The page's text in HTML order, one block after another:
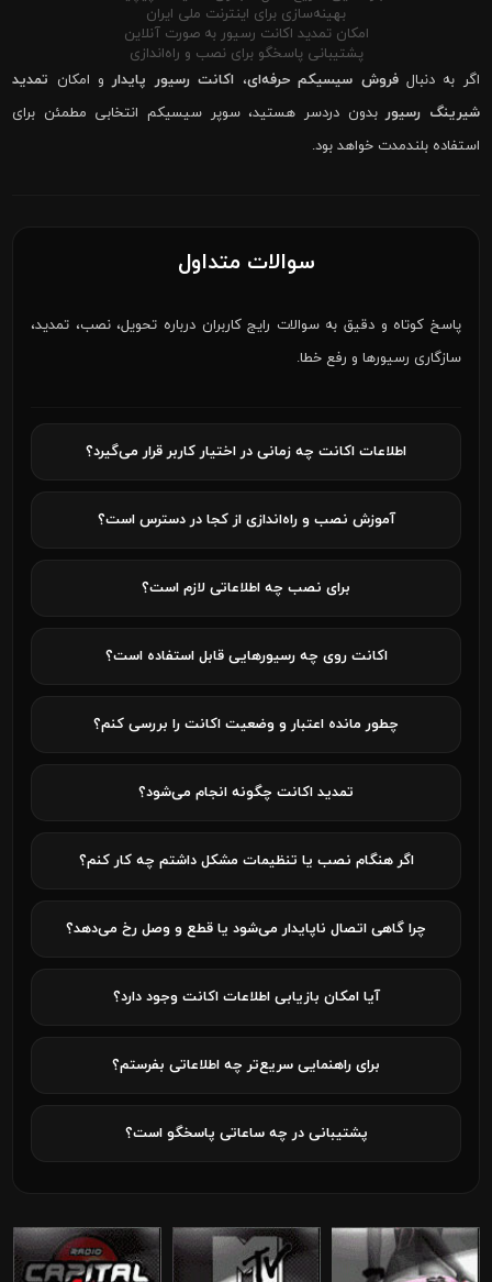
بهینه‌سازی برای اینترنت ملی ایران
امکان تمدید اکانت رسیور به صورت آنلاین
پشتیبانی پاسخگو برای نصب و راه‌اندازی
اگر به دنبالفروش سیسیکم حرفه‌ای، اکانت رسیور پایدارو امکان تمدید
شیرینگ رسیوربدون دردسر هستید، سوپر سیسیکم انتخابی مطمئن برای
استفاده بلندمدت خواهد بود.
سوالات متداول
پاسخ کوتاه و دقیق به سوالات رایج کاربران درباره تحویل، نصب، تمدید،
سازگاری رسیورها و رفع خطا.
اطلاعات اکانت چه زمانی در اختیار کاربر قرار می‌گیرد؟
آموزش نصب و راه‌اندازی از کجا در دسترس است؟
برای نصب چه اطلاعاتی لازم است؟
اکانت روی چه رسیورهایی قابل استفاده است؟
چطور مانده اعتبار و وضعیت اکانت را بررسی کنم؟
تمدید اکانت چگونه انجام می‌شود؟
اگر هنگام نصب یا تنظیمات مشکل داشتم چه کار کنم؟
چرا گاهی اتصال ناپایدار می‌شود یا قطع و وصل رخ می‌دهد؟
آیا امکان بازیابی اطلاعات اکانت وجود دارد؟
برای راهنمایی سریع‌تر چه اطلاعاتی بفرستم؟
پشتیبانی در چه ساعاتی پاسخگو است؟